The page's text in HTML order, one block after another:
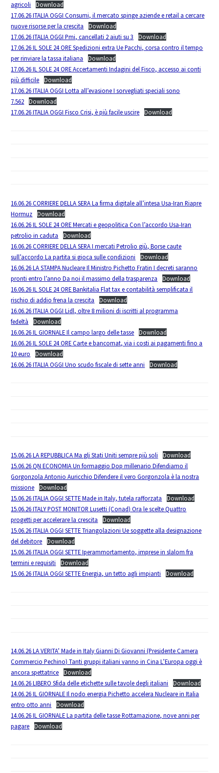
agricoli
Download
17.06.26 ITALIA OGGI Consumi, il mercato spinge aziende e retail a cercare
nuove risorse per la crescita
Download
17.06.26 ITALIA OGGI Pmi, cancellati 2 aiuti su 3
Download
17.06.26 IL SOLE 24 ORE Spedizioni extra Ue Pacchi, corsa contro il tempo
per rinviare la tassa italiana
Download
17.06.26 IL SOLE 24 ORE Accertamenti Indagini del Fisco, accesso ai conti
più difficile
Download
17.06.26 ITALIA OGGI Lotta all’evasione I sorvegliati speciali sono
7.562
Download
17.06.26 ITALIA OGGI Fisco Crisi, è più facile uscire
Download
16.06.26 CORRIERE DELLA SERA La firma digitale all’intesa Usa-Iran Riapre
Hormuz
Download
16.06.26 IL SOLE 24 ORE Mercati e geopolitica Con l’accordo Usa-Iran
petrolio in caduta
Download
16.06.26 CORRIERE DELLA SERA I mercati Petrolio giù, Borse caute
sull’accordo La partita si gioca sulle condizioni
Download
16.06.26 LA STAMPA Nucleare Il Ministro Pichetto Fratin I decreti saranno
pronti entro l’anno Da noi il massimo della trasparenza
Download
16.06.26 IL SOLE 24 ORE Bankitalia Flat tax e contabilità semplificata il
rischio di addio frena la crescita
Download
16.06.26 ITALIA OGGI Lidl, oltre 8 milioni di iscritti al programma
fedeltà
Download
16.06.26 IL GIORNALE Il campo largo delle tasse
Download
16.06.26 IL SOLE 24 ORE Carte e bancomat, via i costi ai pagamenti fino a
10 euro
Download
16.06.26 ITALIA OGGI Uno scudo fiscale di sette anni
Download
15.06.26 LA REPUBBLICA Ma gli Stati Uniti sempre più soli
Download
15.06.26 QN ECONOMIA Un formaggio Dop millenario Difendiamo il
Gorgonzola Antonio Auricchio Difendere il vero Gorgonzola è la nostra
missione
Download
15.06.26 ITALIA OGGI SETTE Made in Italy, tutela rafforzata
Download
15.06.26 ITALY POST MONITOR Lusetti (Conad) Ora le scelte Quattro
progetti per accelerare la crescita
Download
15.06.26 ITALIA OGGI SETTE Triangolazioni Ue soggette alla designazione
del debitore
Download
15.06.26 ITALIA OGGI SETTE Iperammortamento, imprese in slalom fra
termini e requisiti
Download
15.06.26 ITALIA OGGI SETTE Energia, un tetto agli impianti
Download
14.06.26 LA VERITA’ Made in Italy Gianni Di Giovanni (Presidente Camera
Commercio Pechino) Tanti gruppi italiani vanno in Cina L’Europa oggi è
ancora spettatrice
Download
14.06.26 LIBERO Sfida delle etichette sulle tavole degli italiani
Download
14.06.26 IL GIORNALE Il nodo energia Pichetto accelera Nucleare in Italia
entro otto anni
Download
14.06.26 IL GIORNALE La partita delle tasse Rottamazione, nove anni per
pagare
Download